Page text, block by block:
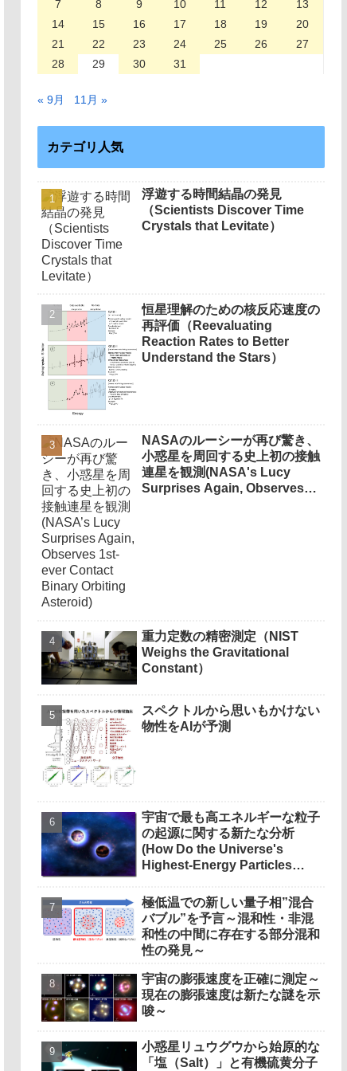
7
8 9 10 11 12
13
14
15 16 17 18 19
20
21
22 23 24 25 26
27
28
29 30 31
« 9月 11月 »
カテゴリ人気
浮遊する時間結晶の発見
（Scientists Discover Time
Crystals that Levitate）
恒星理解のための核反応速度の
再評価（Reevaluating
Reaction Rates to Better
Understand the Stars）
NASAのルーシーが再び驚き、
小惑星を周回する史上初の接触
連星を観測(NASA's Lucy
Surprises Again, Observes
重力定数の精密測定（NIST
Weighs the Gravitational
Constant）
スペクトルから思いもかけない
物性をAIが予測
宇宙で最も高エネルギーな粒子
の起源に関する新たな分析
(How Do the Universe's
Highest-Energy Particles
Stemming from Star Mergers,
Analysis Concludes)
極低温での新しい量子相”混合
バブル”を予言～混和性・非混
和性の中間に存在する部分混和
性の発見～
宇宙の膨張速度を正確に測定～
現在の膨張速度は新たな謎を示
唆～
小惑星リュウグウから始原的な
「塩（Salt）」と有機硫黄分子